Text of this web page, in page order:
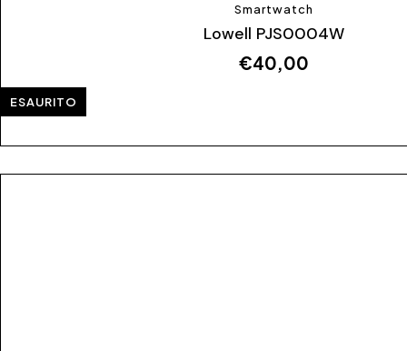
Smartwatch
Lowell PJS0004W
€40,00
ESAURITO